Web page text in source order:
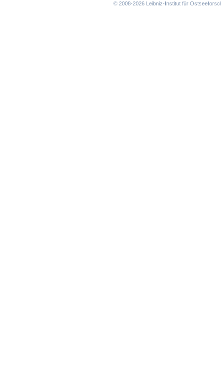
© 2008-2026 Leibniz-Institut für